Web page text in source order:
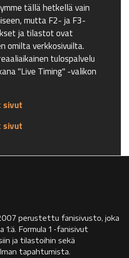
tällä hetkellä vain
mutta F2- ja F3-
ja tilastot ovat
omilta verkkosivuilta.
tulospalvelu
"Live Timing" -valikon
sivut
sivut
perustettu fanisivusto, joka
1:ä. Formula 1 -fanisivut
ja tilastoihin sekä
tapahtumista.